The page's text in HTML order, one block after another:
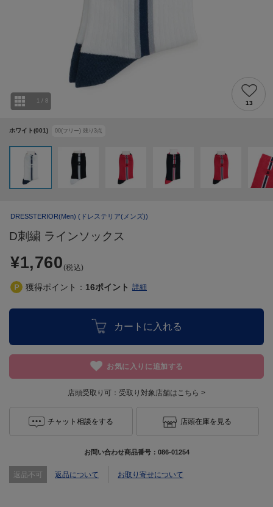
ホワイト(001) 00(フリー) 残り 3点
1 / 8 13
DRESSTERIOR(Men) (ドレステリア(メンズ))
D刺繍 ラインソックス
¥1,760(税込)
獲得ポイント： 16ポイント 詳細
カートに入れる
お気に入りに追加する
店頭受取り可： 受取り対象店舗はこちら >
チャット相談をする 店頭在庫を見る
お問い合わせ商品番号： 086-01254
返品不可 返品について お取り寄せについて